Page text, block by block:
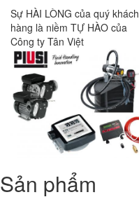
Sự HÀI LÒNG của quý khách
hàng là niềm TỰ HÀO của
Công ty Tân Việt
Sản phẩm